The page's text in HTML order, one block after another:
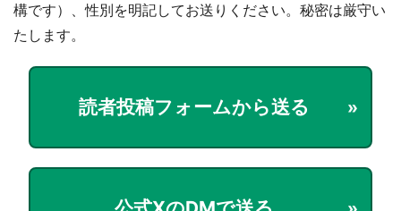
都道府選択
構です）、性別を明記してお送りください。秘密は厳守い
たします。
読者投稿フォームから送る